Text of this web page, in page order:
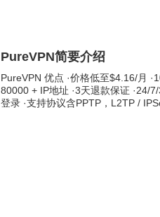
PureVPN简要介绍
PureVPN 优点 ·价格低至$4.16/月
80000 + IP地址 ·3天退款保证 ·24/
登录 ·支持协议含PPTP，L2TP /